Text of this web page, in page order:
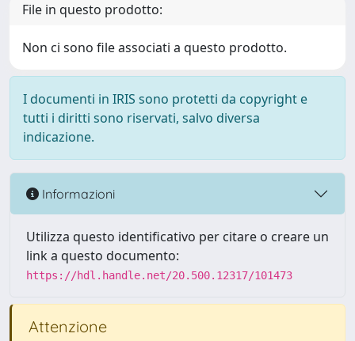
File in questo prodotto:
Non ci sono file associati a questo prodotto.
I documenti in IRIS sono protetti da copyright e
tutti i diritti sono riservati, salvo diversa
indicazione.
Informazioni
Utilizza questo identificativo per citare o creare un
link a questo documento:
https://hdl.handle.net/20.500.12317/101473
Attenzione